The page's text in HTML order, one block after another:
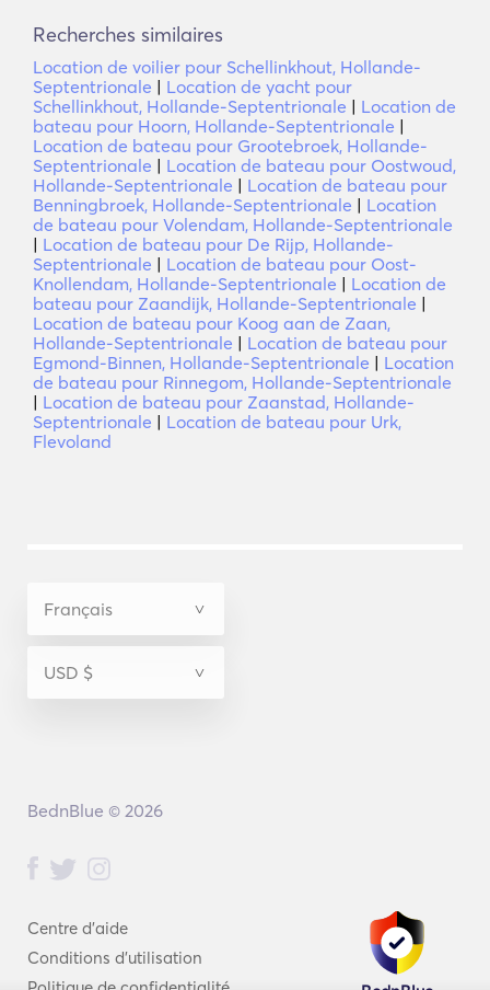
Recherches similaires
Location de voilier pour Schellinkhout, Hollande-
Septentrionale | Location de yacht pour
Schellinkhout, Hollande-Septentrionale | Location de
bateau pour Hoorn, Hollande-Septentrionale |
Location de bateau pour Grootebroek, Hollande-
Septentrionale | Location de bateau pour Oostwoud,
Hollande-Septentrionale | Location de bateau pour
Benningbroek, Hollande-Septentrionale | Location
de bateau pour Volendam, Hollande-Septentrionale
| Location de bateau pour De Rijp, Hollande-
Septentrionale | Location de bateau pour Oost-
Knollendam, Hollande-Septentrionale | Location de
bateau pour Zaandijk, Hollande-Septentrionale |
Location de bateau pour Koog aan de Zaan,
Hollande-Septentrionale | Location de bateau pour
Egmond-Binnen, Hollande-Septentrionale | Location
de bateau pour Rinnegom, Hollande-Septentrionale
| Location de bateau pour Zaanstad, Hollande-
Septentrionale | Location de bateau pour Urk,
Flevoland
Centre d'aide
Conditions d'utilisation
BednBlue © 2026